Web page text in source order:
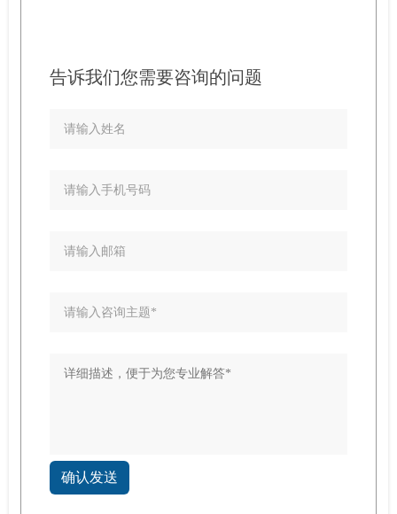
告诉我们您需要咨询的问题
确认发送